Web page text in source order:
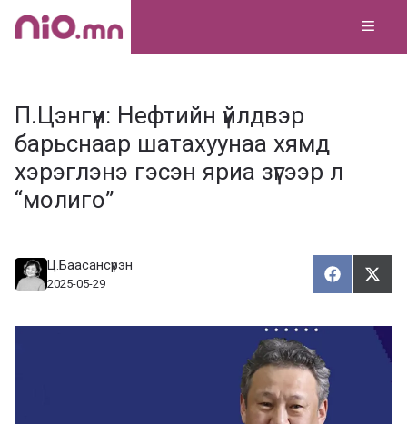
Skip
П.Цэнгүүн: Нефтийн үйлдвэр
барьснаар шатахуунаа хямд
хэрэглэнэ гэсэн яриа зүгээр л
“молиго”
Ц.Баасансүрэн
2025-05-29
Х
у
а
Т
э
э
х